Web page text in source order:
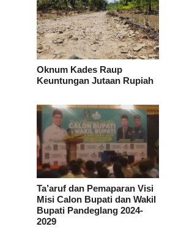
Oknum Kades Raup
Keuntungan Jutaan Rupiah
Ta’aruf dan Pemaparan Visi
Misi Calon Bupati dan Wakil
Bupati Pandeglang 2024-
2029